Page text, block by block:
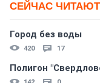
СЕЙЧАС ЧИТАЮТ
Город без воды
420 17
Полигон